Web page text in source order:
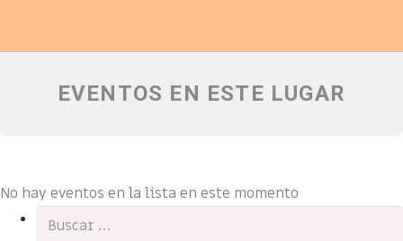
EVENTOS EN ESTE LUGAR
No hay eventos en la lista en este momento
Buscar: